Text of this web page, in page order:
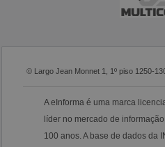
© Largo Jean Monnet 1, 1º piso 1250-
A eInforma é uma marca
líder no mercado de
100 anos. A base de dados da